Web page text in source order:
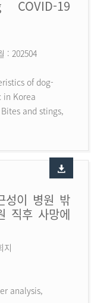
19
: 202504
of dog-
in Korea
and stings,
성이 병원 밖
직후 사망에
지
analysis,